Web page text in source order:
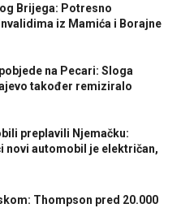
Brijega: Potresno
iz Mamića i Borajne
na Pecari: Sloga
također remiziralo
preplavili Njemačku:
novi automobil je električan,
Thompson pred 20.000